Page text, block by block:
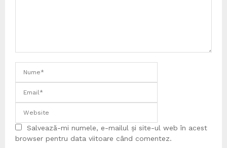
Salvează-mi numele, e-mailul și site-ul web în acest
browser pentru data viitoare când comentez.